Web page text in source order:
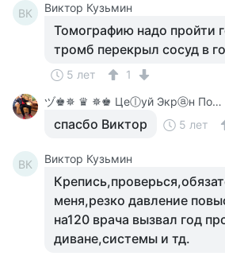
ВК Виктор Кузьмин
Томографию надо пройти
тромб перекрыл сосуд в
5 лет
1
ヅ♚✵ ♛ ✵♚ Цеⓛуй Экрⓐн Покⓐ On-Line♚✵ ♛✵ ♚
спасбо Виктор 5 лет
ВК Виктор Кузьмин
меня,резко давление
на120 врача вызвал год
диване,системы и тд.